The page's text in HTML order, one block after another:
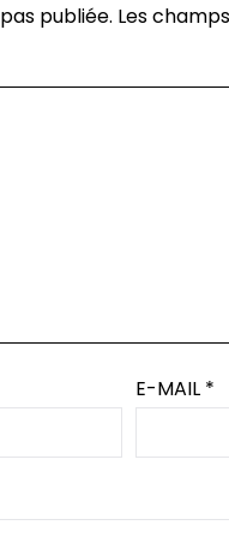
publiée. Les
E-MAIL *